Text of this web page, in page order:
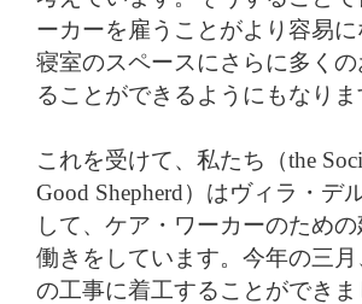
ーカーを雇うことがより容易
寝室のスペースにさらに多く
ることができるようにもなりま
これを受けて、私たち（the
Good Shepherd）はヴィラ・デ
して、ケア・ワーカーのため
働きをしています。今年の三
の工事に着工することができ